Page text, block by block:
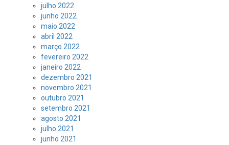
julho 2022
junho 2022
maio 2022
abril 2022
março 2022
fevereiro 2022
janeiro 2022
dezembro 2021
novembro 2021
outubro 2021
setembro 2021
agosto 2021
julho 2021
junho 2021